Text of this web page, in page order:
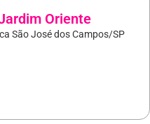
Oriente
São José dos Campos/SP